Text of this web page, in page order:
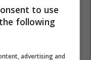
to use
following
advertising and